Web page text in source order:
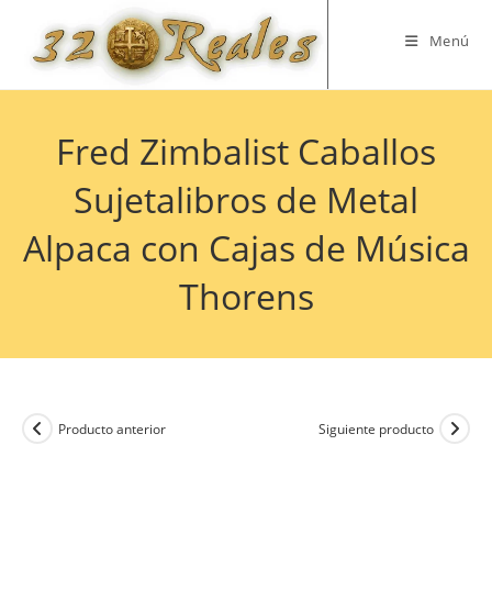
contenido
Menú
Fred Zimbalist Caballos
Sujetalibros de Metal
Alpaca con Cajas de Música
Thorens
Producto anterior Siguiente producto